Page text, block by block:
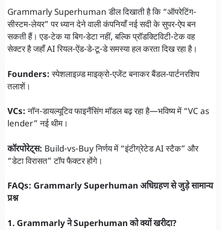
Grammarly Superhuman डील दिखाती है कि “ऑपरेटिंग-
सीस्टम-लेयर” पर ध्यान देने वाली कंपनियाँ नई सदी के सुपर-ऐप बन
सकती हैं। एड-टेक या बिग-डेटा नहीं, बल्कि प्रॉडक्टिविटी-टेक वह
सेक्टर है जहाँ AI रियल-ऐंड-डे-टू-डे समस्या हल करता दिख रहा है।
Founders:स्पेशलाइज़्ड माइक्रो-एजेंट बनाकर बैंडल-पार्टनरशिप
तलाशें।
VCs:नॉन-डायल्यूटिव फाइनैंसिंग मॉडल बढ़ रहा है—भविष्य में “VC as
lender” नई थीम।
कॉरपोरेट्स: Build-vs-Buy निर्णय में “इंटीग्रेटेड AI स्टैक” और
“डेटा विरासत” टॉप फैक्टर होंगे।
FAQs: Grammarly Superhuman अधिग्रहण से जुड़े सामान्य
प्रश्न
1. Grammarly ने Superhuman को क्यों खरीदा?